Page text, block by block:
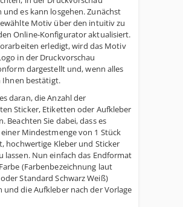
und es kann losgehen. Zunächst
Motiv über den intuitiv zu
Online-Konfigurator aktualisiert.
erledigt, wird das Motiv
in der Druckvorschau
dargestellt und, wenn alles
Ihnen bestätigt.
daran, die Anzahl der
Sticker, Etiketten oder Aufkleber
Beachten Sie dabei, dass es
Mindestmenge von 1 Stück
hochwertige Kleber und Sticker
lassen. Nun einfach das Endformat
(Farbenbezeichnung laut
Standard Schwarz Weiß)
und die Aufkleber nach der Vorlage